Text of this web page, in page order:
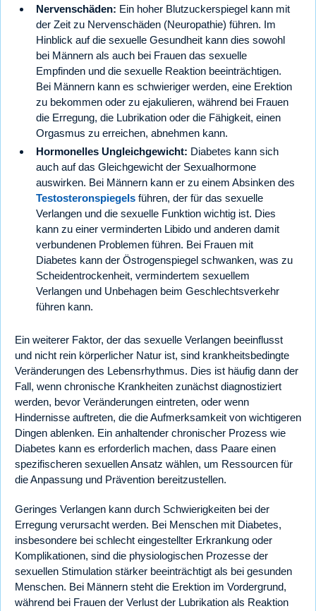
Nervenschäden: Ein hoher Blutzuckerspiegel kann mit
der Zeit zu Nervenschäden (Neuropathie) führen. Im
Hinblick auf die sexuelle Gesundheit kann dies sowohl
bei Männern als auch bei Frauen das sexuelle
Empfinden und die sexuelle Reaktion beeinträchtigen.
Bei Männern kann es schwieriger werden, eine Erektion
zu bekommen oder zu ejakulieren, während bei Frauen
die Erregung, die Lubrikation oder die Fähigkeit, einen
Orgasmus zu erreichen, abnehmen kann.
Hormonelles Ungleichgewicht: Diabetes kann sich
auch auf das Gleichgewicht der Sexualhormone
auswirken. Bei Männern kann er zu einem Absinken des
Testosteronspiegels führen, der für das sexuelle
Verlangen und die sexuelle Funktion wichtig ist. Dies
kann zu einer verminderten Libido und anderen damit
verbundenen Problemen führen. Bei Frauen mit
Diabetes kann der Östrogenspiegel schwanken, was zu
Scheidentrockenheit, vermindertem sexuellem
Verlangen und Unbehagen beim Geschlechtsverkehr
führen kann.
Ein weiterer Faktor, der das sexuelle Verlangen beeinflusst
und nicht rein körperlicher Natur ist, sind krankheitsbedingte
Veränderungen des Lebensrhythmus. Dies ist häufig dann der
Fall, wenn chronische Krankheiten zunächst diagnostiziert
werden, bevor Veränderungen eintreten, oder wenn
Hindernisse auftreten, die die Aufmerksamkeit von wichtigeren
Dingen ablenken. Ein anhaltender chronischer Prozess wie
Diabetes kann es erforderlich machen, dass Paare einen
spezifischeren sexuellen Ansatz wählen, um Ressourcen für
die Anpassung und Prävention bereitzustellen.
Geringes Verlangen kann durch Schwierigkeiten bei der
Erregung verursacht werden. Bei Menschen mit Diabetes,
insbesondere bei schlecht eingestellter Erkrankung oder
Komplikationen, sind die physiologischen Prozesse der
sexuellen Stimulation stärker beeinträchtigt als bei gesunden
Menschen. Bei Männern steht die Erektion im Vordergrund,
während bei Frauen der Verlust der Lubrikation als Reaktion